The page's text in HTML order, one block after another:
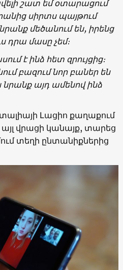
շատ եմ օտարացում
սիրտս պայթում
մեծանում են, իրենց
դրա մասը չեմ։
է ինձ հետ զրույցից։
բազում նոր բաներ են
նրանք այդ ամենով ինձ
Լացիո քաղաքում
վրացի կանայք, տարեց
տեղի ընտանիքներից